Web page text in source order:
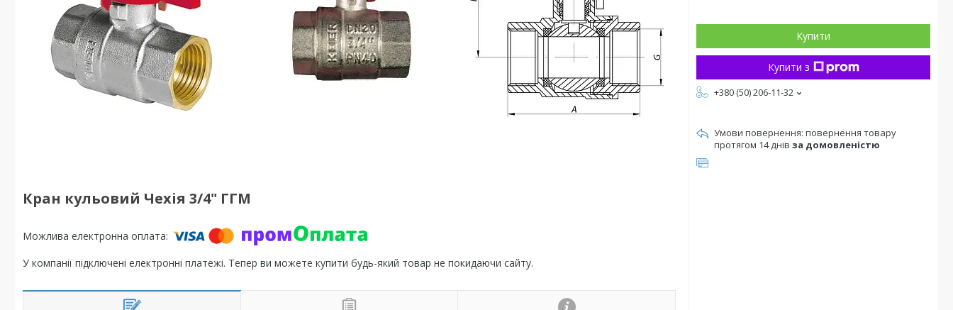
Кран кульовий Чехія 3/4" ГГМ
У компанії підключені електронні платежі. Тепер ви можете купити будь-який товар не покидаючи сайту.
Купити
Купити з
+380 (50) 206-11-32
повернення товару
протягом 14 днів за домовленістю